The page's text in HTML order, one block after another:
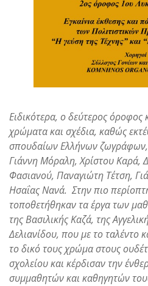
Ειδικότερα, ο δεύτερος
χρώματα και σχέδια, καθώς
σπουδαίων Ελλήνων ζωγράφων,
Γιάννη Μόραλη, Χρίστου Καρά,
Φασιανού, Παναγιώτη Τέτση,
Ησαΐας Νανά. Στην πιο
τοποθετήθηκαν τα έργα των
της Βασιλικής Καζά, της
Δελιανίδου, που με το ταλέντο
το δικό τους χρώμα στους
σχολείου και κέρδισαν την
συμμαθητών και καθηγητών